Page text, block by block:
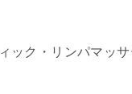
ック・リンパマッ